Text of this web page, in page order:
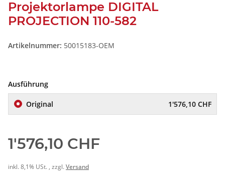
Projektorlampe DIGITAL
PROJECTION 110-582
Artikelnummer: 50015183-OEM
Ausführung
Original 1'576,10 CHF
1'576,10 CHF
inkl. 8,1% USt. , zzgl.Versand